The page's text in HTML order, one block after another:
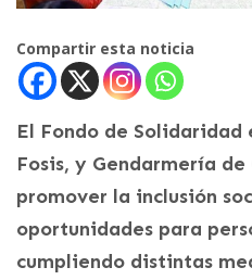
Compartir esta noticia
El Fondo de Solidaridad
Fosis, y Gendarmería
promover la inclusión
oportunidades para
cumpliendo distintas